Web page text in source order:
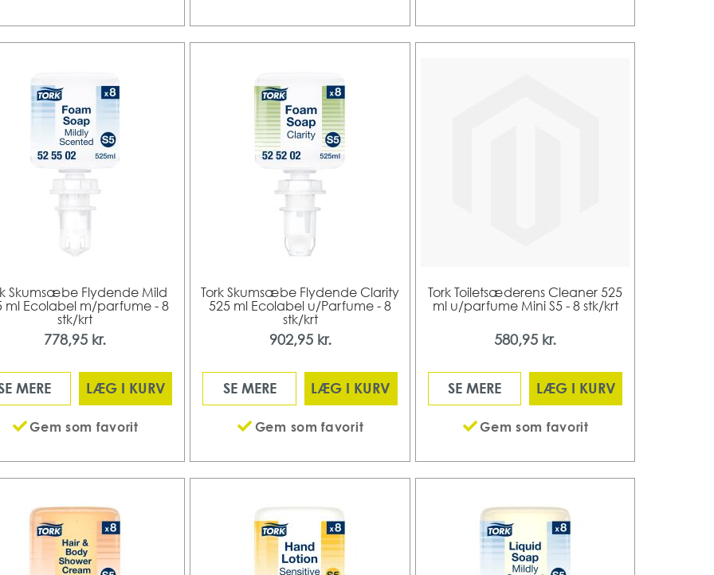
Skumsæbe Flydende Mild
ml Ecolabel m/parfume - 8
stk/krt
778,95 kr.
MERE LÆG I KURV
Gem som favorit
Tork Skumsæbe Flydende Clarity
525 ml Ecolabel u/Parfume - 8
stk/krt
902,95 kr.
SE MERE LÆG I KURV
Gem som favorit
Tork Toiletsæderens Cleaner 525
ml u/parfume Mini S5 - 8 stk/krt
580,95 kr.
SE MERE LÆG I KURV
Gem som favorit